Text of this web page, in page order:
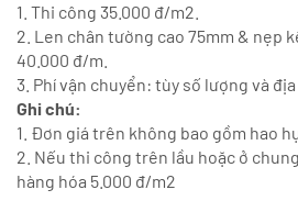
1. Thi công 35.000 đ/m2.
2. Len chân tường cao 75mm & nẹp
40.000 đ/m.
3. Phí vận chuyển: tùy số lượng và địa
Ghi chú:
1. Đơn giá trên không bao gồm hao
2. Nếu thi công trên lầu hoặc ở
hàng hóa 5.000 đ/m2